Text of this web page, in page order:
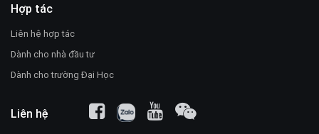
Hợp tác
Liên hệ hợp tác
Dành cho nhà đầu tư
Dành cho trường Đại Học
Liên hệ